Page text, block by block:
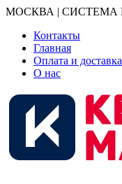
МОСКВА | СИСТЕМА
Контакты
Главная
Оплата и доставка
О нас